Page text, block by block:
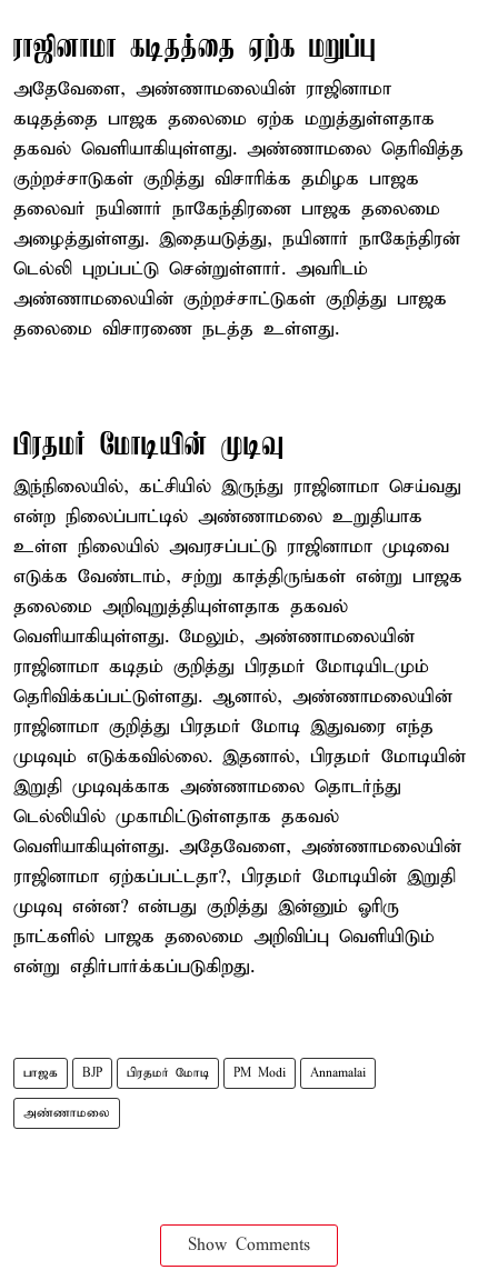
ராஜினாமா கடிதத்தை ஏற்க மறுப்பு
அதேவேளை, அண்ணாமலையின் ராஜினாமா
கடிதத்தை பாஜக தலைமை ஏற்க மறுத்துள்ளதாக
தகவல் வெளியாகியுள்ளது. அண்ணாமலை தெரிவித்த
குற்றச்சாடுகள் குறித்து விசாரிக்க தமிழக பாஜக
தலைவர் நயினார் நாகேந்திரனை பாஜக தலைமை
அழைத்துள்ளது. இதையடுத்து, நயினார் நாகேந்திரன்
டெல்லி புறப்பட்டு சென்றுள்ளார். அவரிடம்
அண்ணாமலையின் குற்றச்சாட்டுகள் குறித்து பாஜக
தலைமை விசாரணை நடத்த உள்ளது.
பிரதமர் மோடியின் முடிவு
இந்நிலையில், கட்சியில் இருந்து ராஜினாமா செய்வது
என்ற நிலைப்பாட்டில் அண்ணாமலை உறுதியாக
உள்ள நிலையில் அவரசப்பட்டு ராஜினாமா முடிவை
எடுக்க வேண்டாம், சற்று காத்திருங்கள் என்று பாஜக
தலைமை அறிவுறுத்தியுள்ளதாக தகவல்
வெளியாகியுள்ளது. மேலும், அண்ணாமலையின்
ராஜினாமா கடிதம் குறித்து பிரதமர் மோடியிடமும்
தெரிவிக்கப்பட்டுள்ளது. ஆனால், அண்ணாமலையின்
ராஜினாமா குறித்து பிரதமர் மோடி இதுவரை எந்த
முடிவும் எடுக்கவில்லை. இதனால், பிரதமர் மோடியின்
இறுதி முடிவுக்காக அண்ணாமலை தொடர்ந்து
டெல்லியில் முகாமிட்டுள்ளதாக தகவல்
வெளியாகியுள்ளது. அதேவேளை, அண்ணாமலையின்
ராஜினாமா ஏற்கப்பட்டதா?, பிரதமர் மோடியின் இறுதி
முடிவு என்ன? என்பது குறித்து இன்னும் ஓரிரு
நாட்களில் பாஜக தலைமை அறிவிப்பு வெளியிடும்
என்று எதிர்பார்க்கப்படுகிறது.
பாஜக BJP பிரதமர் மோடி PM Modi Annamalai
அண்ணாமலை
Show Comments